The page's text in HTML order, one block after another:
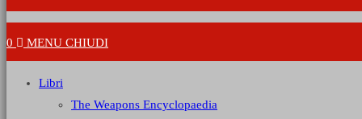
0 MENU CHIUDI
Libri
The Weapons Encyclopaedia